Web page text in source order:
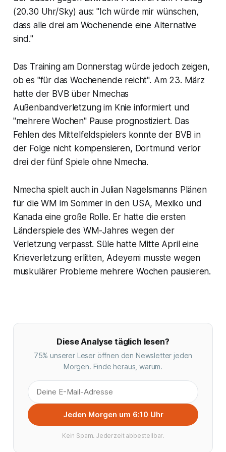
(20.30 Uhr/Sky) aus: "Ich würde mir wünschen,
dass alle drei am Wochenende eine Alternative
sind."
Das Training am Donnerstag würde jedoch zeigen,
ob es "für das Wochenende reicht". Am 23. März
hatte der BVB über Nmechas
Außenbandverletzung im Knie informiert und
"mehrere Wochen" Pause prognostiziert. Das
Fehlen des Mittelfeldspielers konnte der BVB in
der Folge nicht kompensieren, Dortmund verlor
drei der fünf Spiele ohne Nmecha.
Nmecha spielt auch in Julian Nagelsmanns Plänen
für die WM im Sommer in den USA, Mexiko und
Kanada eine große Rolle. Er hatte die ersten
Länderspiele des WM-Jahres wegen der
Verletzung verpasst. Süle hatte Mitte April eine
Knieverletzung erlitten, Adeyemi musste wegen
muskulärer Probleme mehrere Wochen pausieren.
Diese Analyse täglich lesen?
75% unserer Leser öffnen den Newsletter jeden
Morgen. Finde heraus, warum.
Jeden Morgen um 6:10 Uhr
Kein Spam. Jederzeit abbestellbar.